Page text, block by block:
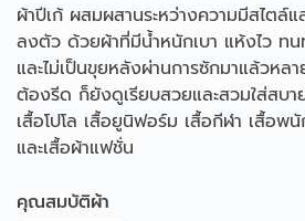
ผ้าปีเก้ ผสมผสานระหว่างความมีสไตล์แ
ลงตัว ด้วยผ้าที่มีน้ำหนักเบา แห้งไว ทน
และไม่เป็นขุยหลังผ่านการซักมาแล้วหล
ต้องรีด ก็ยังดูเรียบสวยและสวมใส่สบา
เสื้อโปโล เสื้อยูนิฟอร์ม เสื้อกีฬา เสื้อพ
และเสื้อผ้าแฟชั่น
คุณสมบัติผ้า